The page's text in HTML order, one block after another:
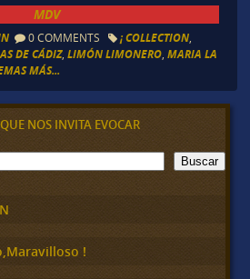
MDV
0 COMMENTS ¡ COLLECTION,
DE CÁDIZ, LIMÓN LIMONERO, MARIA LA
MÁS...
NOS INVITA EVOCAR
Buscar
!